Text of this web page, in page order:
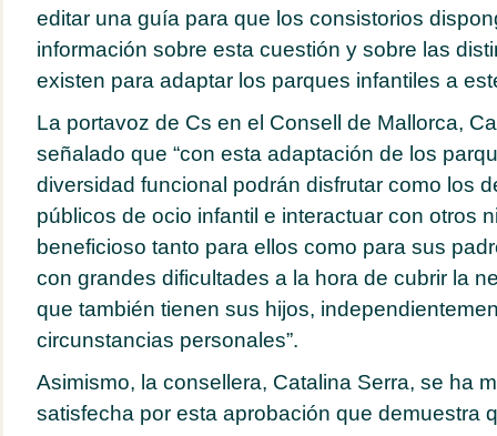
editar una guía para que los consistorios
información sobre esta cuestión y sobre las
existen para adaptar los parques infantiles a
La portavoz de Cs en el Consell de Mallorca,
señalado que “con esta adaptación de los
diversidad funcional podrán disfrutar como los
públicos de ocio infantil e interactuar con otros
beneficioso tanto para ellos como para sus
con grandes dificultades a la hora de cubrir la
que también tienen sus hijos,
circunstancias personales”.
Asimismo, la consellera, Catalina Serra, se ha
satisfecha por esta aprobación que demuestra